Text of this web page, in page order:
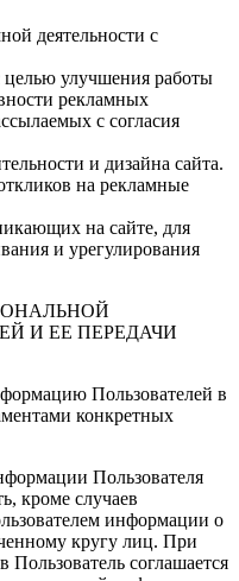
деятельности с
целью улучшения работы
рекламных
с согласия
и дизайна сайта.
на рекламные
на сайте, для
и урегулирования
И ЕЕ ПЕРЕДАЧИ
Пользователей в
конкретных
Пользователя
кроме случаев
информации о
кругу лиц. При
Пользователь соглашается